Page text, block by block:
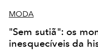
MODA
"Sem sutiã": os
inesquecíveis da